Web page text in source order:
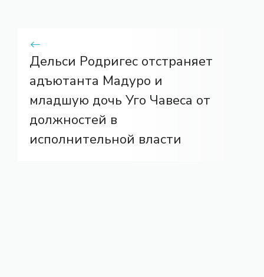
Дельси Родригес отстраняет
адъютанта Мадуро и
младшую дочь Уго Чавеса от
должностей в
исполнительной власти